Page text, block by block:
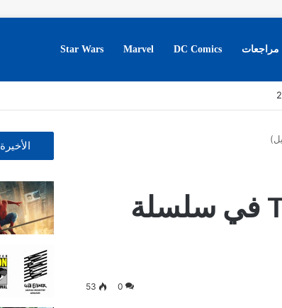
مراجعات DC Comics
Marvel
Star Wars
عودة شخصية The Rocketeer في سلسلة
0
53
الأخيرة